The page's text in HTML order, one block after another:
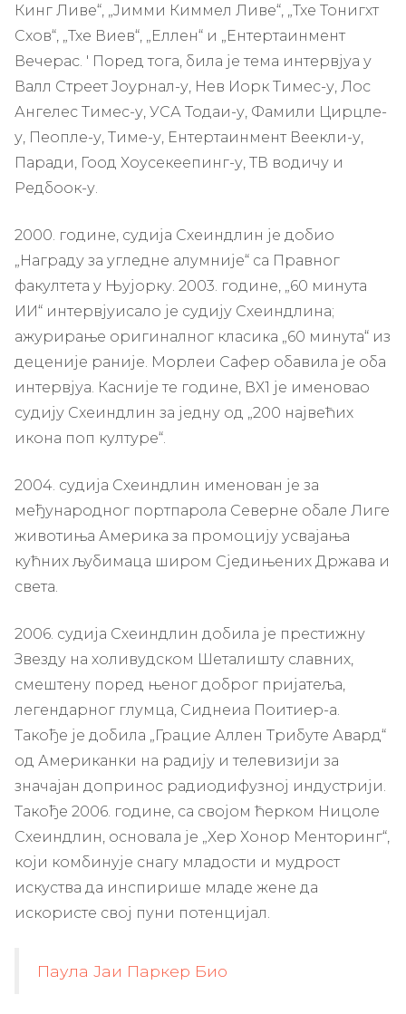
Кинг Ливе“, „Јимми Киммел Ливе“, „Тхе Тонигхт
Схов“, „Тхе Виев“, „Еллен“ и „Ентертаинмент
Вечерас. ' Поред тога, била је тема интервјуа у
Валл Стреет Јоурнал-у, Нев Иорк Тимес-у, Лос
Ангелес Тимес-у, УСА Тодаи-у, Фамили Цирцле-
у, Пеопле-у, Тиме-у, Ентертаинмент Веекли-у,
Паради, Гоод Хоусекеепинг-у, ТВ водичу и
Редбоок-у.
2000. године, судија Схеиндлин је добио
„Награду за угледне алумније“ са Правног
факултета у Њујорку. 2003. године, „60 минута
ИИ“ интервјуисало је судију Схеиндлина;
ажурирање оригиналног класика „60 минута“ из
деценије раније. Морлеи Сафер обавила је оба
интервјуа. Касније те године, ВХ1 је именовао
судију Схеиндлин за једну од „200 највећих
икона поп културе“.
2004. судија Схеиндлин именован је за
међународног портпарола Северне обале Лиге
животиња Америка за промоцију усвајања
кућних љубимаца широм Сједињених Држава и
света.
2006. судија Схеиндлин добила је престижну
Звезду на холивудском Шеталишту славних,
смештену поред њеног доброг пријатеља,
легендарног глумца, Сиднеиа Поитиер-а.
Такође је добила „Грацие Аллен Трибуте Авард“
од Американки на радију и телевизији за
значајан допринос радиодифузној индустрији.
Такође 2006. године, са својом ћерком Ницоле
Схеиндлин, основала је „Хер Хонор Менторинг“,
који комбинује снагу младости и мудрост
искуства да инспирише младе жене да
искористе свој пуни потенцијал.
Паула Јаи Паркер Био